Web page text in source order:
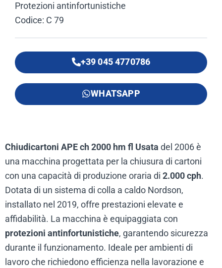
Protezioni antinfortunistiche
Codice: C 79
+39 045 4770786
WHATSAPP
Chiudicartoni APE ch 2000 hm fl Usata del 2006 è
una macchina progettata per la chiusura di cartoni
con una capacità di produzione oraria di 2.000 cph.
Dotata di un sistema di colla a caldo Nordson,
installato nel 2019, offre prestazioni elevate e
affidabilità. La macchina è equipaggiata con
protezioni antinfortunistiche, garantendo sicurezza
durante il funzionamento. Ideale per ambienti di
lavoro che richiedono efficienza nella lavorazione e